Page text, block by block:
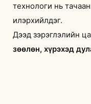
технологи нь
илэрхийлдэг.
Дээд зэрэглэлийн
зөөлөн, хүрэхэд